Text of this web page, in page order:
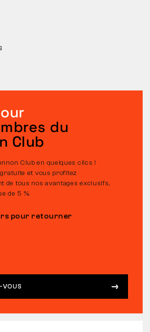
du
Club
Club en quelques clics !
gratuite et vous profitez
de tous nos avantages exclusifs,
de 5 %.
pour retourner
VOUS